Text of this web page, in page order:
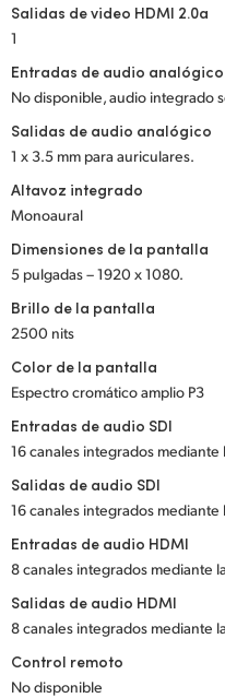
Ukraine
Salidas de video HDMI 2.0a
1
Entradas de audio analógico
No disponible, audio integrado
Salidas de audio analógico
1 x 3.5 mm para auriculares.
Altavoz integrado
Monoaural
Dimensiones de la pantalla
5 pulgadas – 1920 x 1080.
Brillo de la pantalla
2500 nits
Color de la pantalla
Espectro cromático amplio P3
Entradas de audio SDI
16 canales integrados mediante
Salidas de audio SDI
16 canales integrados mediante
Entradas de audio HDMI
8 canales integrados mediante
Salidas de audio HDMI
8 canales integrados mediante
Control remoto
No disponible